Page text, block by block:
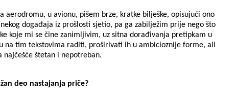
aerodromu, u avionu, pišem brze, kratke bilješke, opisujući ono
događaja iz prošlosti sjetio, pa ga zabilježim prije nego što
koje mi se čine zanimljivim, uz sitna dorađivanja pretipkam u
na tim tekstovima raditi, proširivati ih u ambicioznije forme, ali
štetan i nepotreban.
deo nastajanja priče?